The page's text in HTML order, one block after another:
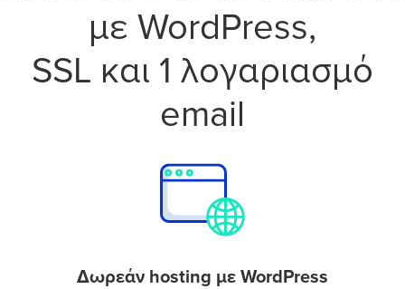
με WordPress,
SSL και 1 λογαριασμό
email
Δωρεάν hosting με WordPress